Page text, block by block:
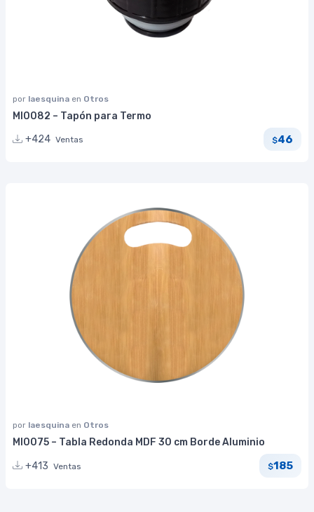
por laesquina en Otros
MI0082 – Tapón para Termo
+424 Ventas $46
por laesquina en Otros
MI0075 – Tabla Redonda MDF 30 cm Borde Aluminio
+413 Ventas $185